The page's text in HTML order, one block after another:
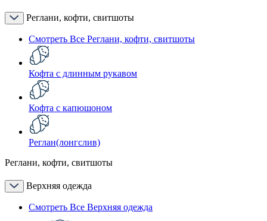
Реглани, кофти, свитшоты
Смотреть Все Реглани, кофти, свитшоты
Кофта с длинным рукавом
Кофта с капюшоном
Реглан(лонгслив)
Реглани, кофти, свитшоты
Верхняя одежда
Смотреть Все Верхняя одежда